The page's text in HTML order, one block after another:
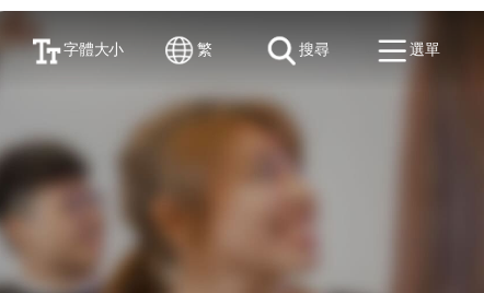
字體大小 繁 搜尋 選單